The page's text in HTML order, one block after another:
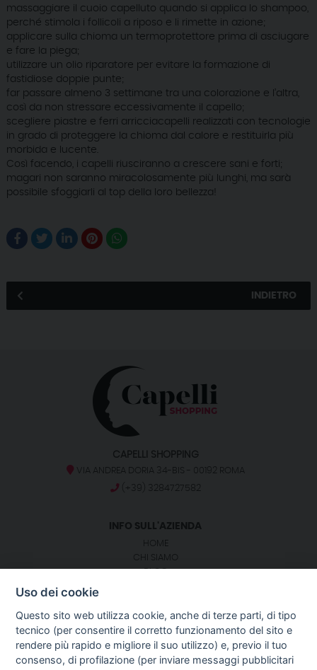
massaggiare il cuoio capelluto quando si applica lo shampoo,
perché stimola i follicoli a riposo e li rimette in azione;
applicare sulla chioma un termoprotettore prima di asciugare
e fare la piega;
utilizzare un olio riparatore per evitare la formazione di
fastidiose doppie punte;
far passare almeno 3 settimane tra una colorazione e l’altra,
così da non stressare eccessivamente il capello;
scegliere piastre e ferri arricciacapelli realizzati con tecnologie
in grado di proteggere la chioma dal calore e restituirla più
morbida e lucente.
Così facendo, i capelli riusciranno a crescere sani e forti;
magari non saranno miracolosamente più lunghi, ma sarà
possibile sfoggiarli al top della loro bellezza!
INDIETRO
CAPELLI SHOPPING
VIA ANDREA DORIA 34-BIS - 00192 ROMA
(+39) 3284727582
INFO SULL'AZIENDA
HOME
CHI SIAMO
SEGUICI SU:
GUIDA AGLI ACQUISTI
Uso dei cookie
Questo sito web utilizza cookie, anche di terze parti, di tipo
tecnico (per consentire il corretto funzionamento del sito e
rendere più rapido e migliore il suo utilizzo) e, previo il tuo
consenso, di profilazione (per inviare messaggi pubblicitari